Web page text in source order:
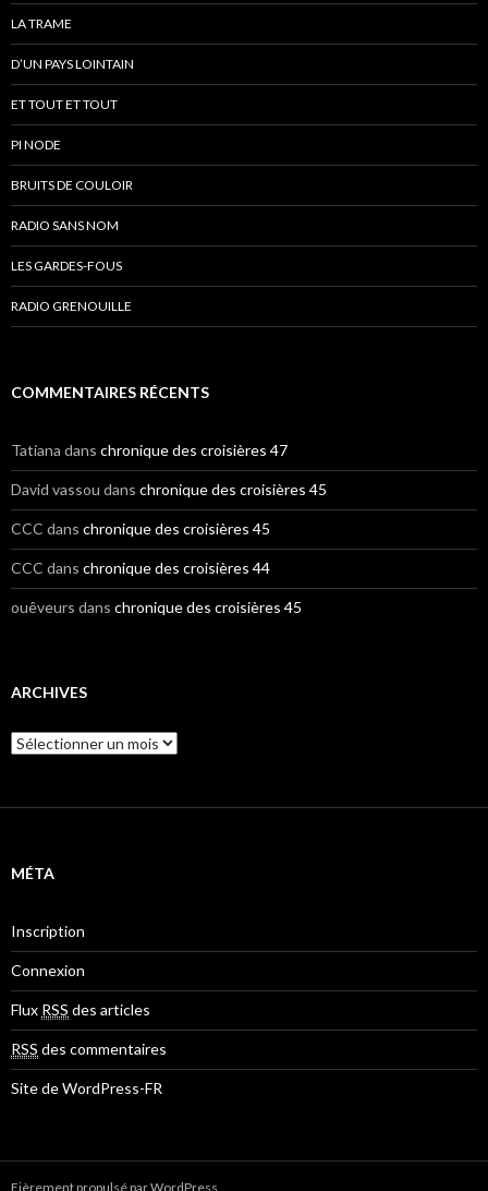
LA TRAME
D’UN PAYS LOINTAIN
ET TOUT ET TOUT
PI NODE
BRUITS DE COULOIR
RADIO SANS NOM
LES GARDES-FOUS
RADIO GRENOUILLE
COMMENTAIRES RÉCENTS
Tatiana dans chronique des croisières 47
David vassou dans chronique des croisières 45
CCC dans chronique des croisières 45
CCC dans chronique des croisières 44
ouêveurs dans chronique des croisières 45
ARCHIVES
A
r
s
MÉTA
Inscription
Connexion
Flux RSS des articles
RSS des commentaires
Site de WordPress-FR
Fièrement propulsé par WordPress